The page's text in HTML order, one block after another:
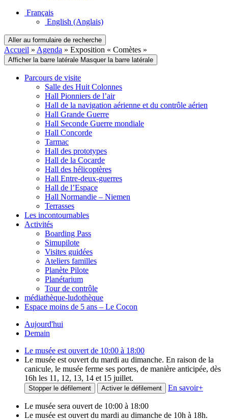
Français
English (Anglais)
Aller au formulaire de recherche
Accueil » Agenda » Exposition « Comètes »
Afficher la barre latérale Masquer la barre latérale
Parcours de visite
Salle des Huit Colonnes
Hall Pionniers de l’air
Hall de la navigation aérienne et du contrôle aérien
Hall Grande Guerre
Hall Seconde Guerre mondiale
Hall Concorde
Tarmac
Hall des prototypes
Hall de la Cocarde
Hall des hélicoptères
Hall Entre-deux-guerres
Hall de l’Espace
Hall Normandie – Niemen
Terrasses
Les incontournables
Activités
Boarding Pass
Simupilote
Visites guidées
Ateliers familles
Planète Pilote
Planétarium
Tour de contrôle
médiathèque-ludothèque
Espace moins de 5 ans – Le Cocon
Aujourd'hui
Demain
Le musée est ouvert de 10:00 à 18:00
Le musée est ouvert du mardi au dimanche. En raison de la
canicule, le musée ferme ses portes, de manière anticipée, dès
16h les 11, 12, 13, 14 et 15 juillet.
Stopper le défilement Activer le défilement En savoir+
Le musée sera ouvert de 10:00 à 18:00
Le musée est ouvert du mardi au dimanche de 10h à 18h.